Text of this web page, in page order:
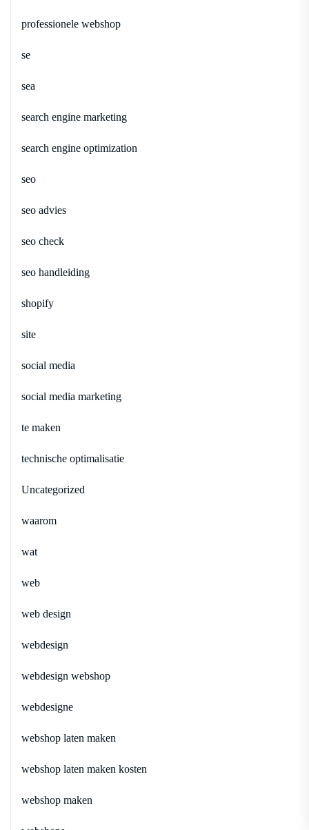
professionele webshop
se
sea
search engine marketing
search engine optimization
seo
seo advies
seo check
seo handleiding
shopify
site
social media
social media marketing
te maken
technische optimalisatie
Uncategorized
waarom
wat
web
web design
webdesign
webdesign webshop
webdesigne
webshop laten maken
webshop laten maken kosten
webshop maken